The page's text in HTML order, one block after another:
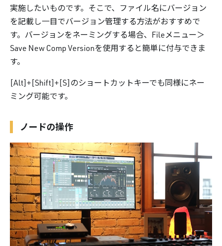
実施したいものです。そこで、ファイル名にバージョン
を記載し一目でバージョン管理する方法がおすすめで
す。バージョンをネーミングする場合、Fileメニュー＞
Save New Comp Versionを使用すると簡単に付与できま
す。
[Alt]+[Shift]+[S]のショートカットキーでも同様にネー
ミング可能です。
ノードの操作